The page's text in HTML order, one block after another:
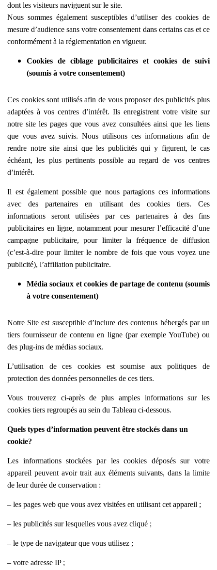
dont les visiteurs naviguent sur le site.
Nous sommes également susceptibles d’utiliser des cookies de
mesure d’audience sans votre consentement dans certains cas et ce
conformément à la réglementation en vigueur.
Cookies de ciblage publicitaires et cookies de suivi
(soumis à votre consentement)
Ces cookies sont utilisés afin de vous proposer des publicités plus
adaptées à vos centres d’intérêt. Ils enregistrent votre visite sur
notre site les pages que vous avez consultées ainsi que les liens
que vous avez suivis. Nous utilisons ces informations afin de
rendre notre site ainsi que les publicités qui y figurent, le cas
échéant, les plus pertinents possible au regard de vos centres
d’intérêt.
Il est également possible que nous partagions ces informations
avec des partenaires en utilisant des cookies tiers. Ces
informations seront utilisées par ces partenaires à des fins
publicitaires en ligne, notamment pour mesurer l’efficacité d’une
campagne publicitaire, pour limiter la fréquence de diffusion
(c’est-à-dire pour limiter le nombre de fois que vous voyez une
publicité), l’affiliation publicitaire.
Média sociaux et cookies de partage de contenu (soumis
à votre consentement)
Notre Site est susceptible d’inclure des contenus hébergés par un
tiers fournisseur de contenu en ligne (par exemple YouTube) ou
des plug-ins de médias sociaux.
L’utilisation de ces cookies est soumise aux politiques de
protection des données personnelles de ces tiers.
Vous trouverez ci-après de plus amples informations sur les
cookies tiers regroupés au sein du Tableau ci-dessous.
Quels types d’information peuvent être stockés dans un
cookie?
Les informations stockées par les cookies déposés sur votre
appareil peuvent avoir trait aux éléments suivants, dans la limite
de leur durée de conservation :
– les pages web que vous avez visitées en utilisant cet appareil ;
– les publicités sur lesquelles vous avez cliqué ;
– le type de navigateur que vous utilisez ;
– votre adresse IP ;